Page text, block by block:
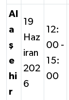
Al
a
ş
e
hi
r
19
Haz
iran
202
6
12:
00 -
15:
00